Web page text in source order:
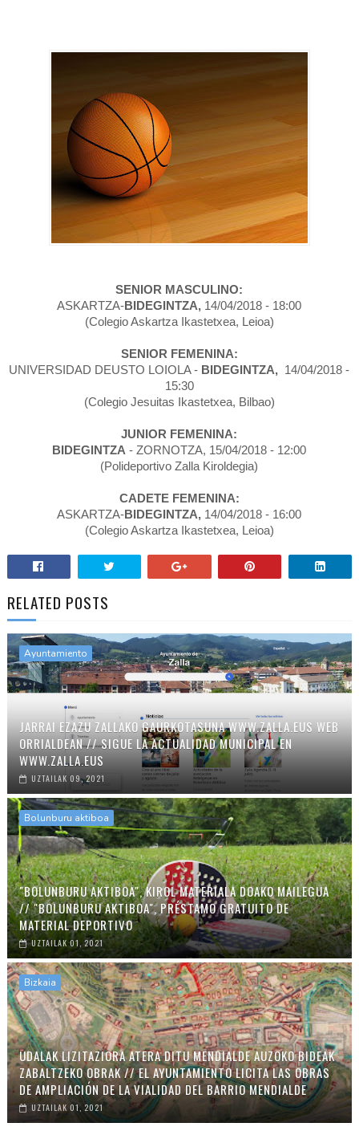
SENIOR MASCULINO:
ASKARTZA-BIDEGINTZA, 14/04/2018 - 18:00
(Colegio Askartza Ikastetxea, Leioa)
SENIOR FEMENINA:
UNIVERSIDAD DEUSTO LOIOLA - BIDEGINTZA, 14/04/2018 -
15:30
(Colegio Jesuitas Ikastetxea, Bilbao)
JUNIOR FEMENINA:
BIDEGINTZA - ZORNOTZA, 15/04/2018 - 12:00
(Polideportivo Zalla Kiroldegia)
CADETE FEMENINA:
ASKARTZA-BIDEGINTZA, 14/04/2018 - 16:00
(Colegio Askartza Ikastetxea, Leioa)
RELATED POSTS
Ayuntamiento
JARRAI EZAZU ZALLAKO GAURKOTASUNA WWW.ZALLA.EUS WEB
ORRIALDEAN // SIGUE LA ACTUALIDAD MUNICIPAL EN
WWW.ZALLA.EUS
UZTAILAK 09, 2021
Bolunburu aktiboa
"BOLUNBURU AKTIBOA", KIROL MATERIALA DOAKO MAILEGUA
// "BOLUNBURU AKTIBOA", PRÉSTAMO GRATUITO DE
MATERIAL DEPORTIVO
UZTAILAK 01, 2021
Bizkaia
UDALAK LIZITAZIORA ATERA DITU MENDIALDE AUZOKO BIDEAK
ZABALTZEKO OBRAK // EL AYUNTAMIENTO LICITA LAS OBRAS
DE AMPLIACIÓN DE LA VIALIDAD DEL BARRIO MENDIALDE
UZTAILAK 01, 2021